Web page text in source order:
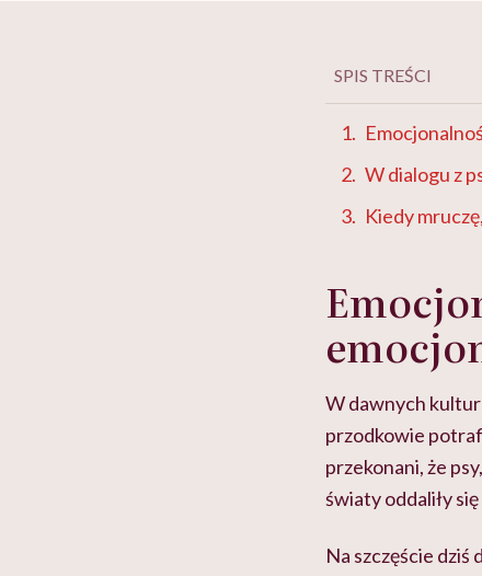
SPIS TREŚCI
W dialogu z
Kiedy
W dawnych
przodkowie
przekonani, że
światy oddaliły
Na szczęście